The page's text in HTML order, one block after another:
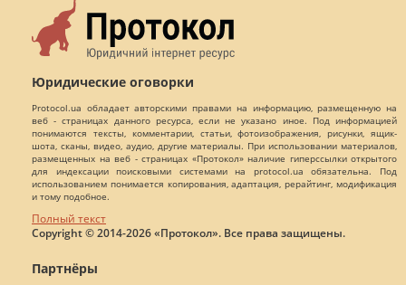
Юридические оговорки
Protocol.ua обладает авторскими правами на информацию, размещенную на
веб - страницах данного ресурса, если не указано иное. Под информацией
понимаются тексты, комментарии, статьи, фотоизображения, рисунки, ящик-
шота, сканы, видео, аудио, другие материалы. При использовании материалов,
размещенных на веб - страницах «Протокол» наличие гиперссылки открытого
для индексации поисковыми системами на protocol.ua обязательна. Под
использованием понимается копирования, адаптация, рерайтинг, модификация
и тому подобное.
Полный текст
Copyright © 2014-2026 «Протокол». Все права защищены.
Партнёры